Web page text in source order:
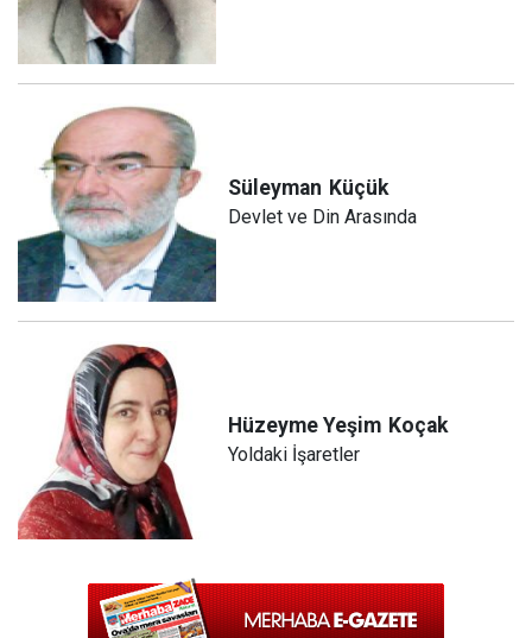
Süleyman Küçük
Devlet ve Din Arasında
Hüzeyme Yeşim Koçak
Yoldaki İşaretler